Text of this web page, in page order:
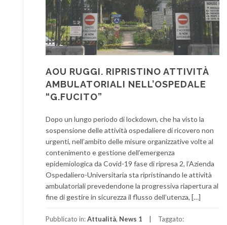
AOU RUGGI. RIPRISTINO ATTIVITÀ
AMBULATORIALI NELL’OSPEDALE
“G.FUCITO”
Dopo un lungo periodo di lockdown, che ha visto la
sospensione delle attività ospedaliere di ricovero non
urgenti, nell’ambito delle misure organizzative volte al
contenimento e gestione dell’emergenza
epidemiologica da Covid-19 fase di ripresa 2, l’Azienda
Ospedaliero-Universitaria sta ripristinando le attività
ambulatoriali prevedendone la progressiva riapertura al
fine di gestire in sicurezza il flusso dell’utenza, […]
Pubblicato in:Attualità, News 1 Taggato: